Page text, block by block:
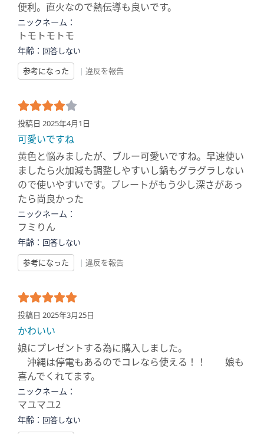
便利。直火なので熱伝導も良いです。
ニックネーム：
トモトモトモ
年齢： 回答しない
参考になった
| 違反を報告
投稿日 2025年4月1日
可愛いですね
黄色と悩みましたが、ブルー可愛いですね。早速使い
ましたら火加減も調整しやすいし鍋もグラグラしない
ので使いやすいです。プレートがもう少し深さがあっ
たら尚良かった
ニックネーム：
フミりん
年齢： 回答しない
参考になった
| 違反を報告
投稿日 2025年3月25日
かわいい
娘にプレゼントする為に購入しました。
沖縄は停電もあるのでコレなら使える！！ 娘も
喜んでくれてます。
ニックネーム：
マユマユ2
年齢： 回答しない